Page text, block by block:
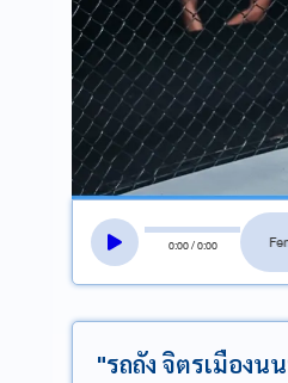
0:00/0:00
"รถถัง จิตรเมือง